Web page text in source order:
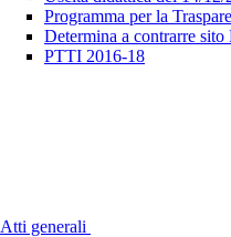
Programma per la
Determina a contrarre sito
PTTI 2016-18
Atti generali